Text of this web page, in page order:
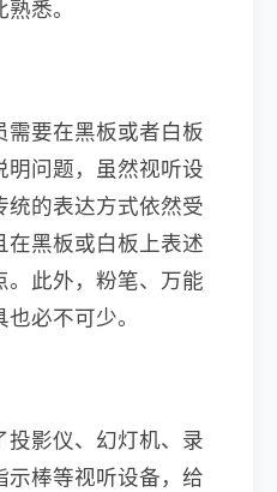
悉。
要在黑板或者白板
问题，虽然视听设
的表达方式依然受
黑板或白板上表述
此外，粉笔、万能
必不可少。
影仪、幻灯机、录
棒等视听设备，给